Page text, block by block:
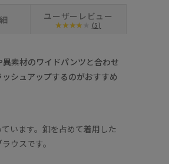
ユーザーレビュー
(5)
素材のワイドパンツと合わせ
シュアップするのがおすすめ
います。釦を占めて着用した
ウスです。